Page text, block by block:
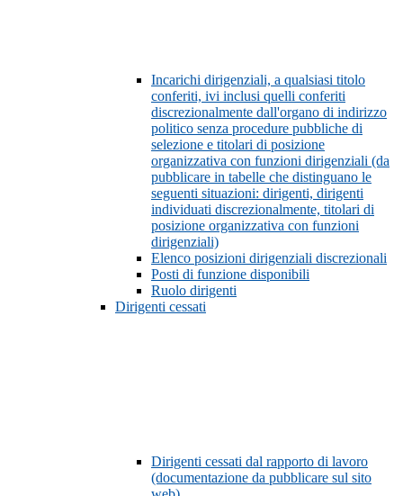
Incarichi dirigenziali, a qualsiasi titolo
conferiti, ivi inclusi quelli conferiti
discrezionalmente dall'organo di indirizzo
politico senza procedure pubbliche di
selezione e titolari di posizione
organizzativa con funzioni dirigenziali (da
pubblicare in tabelle che distinguano le
seguenti situazioni: dirigenti, dirigenti
individuati discrezionalmente, titolari di
posizione organizzativa con funzioni
dirigenziali)
Elenco posizioni dirigenziali discrezionali
Posti di funzione disponibili
Ruolo dirigenti
Dirigenti cessati
Dirigenti cessati dal rapporto di lavoro
(documentazione da pubblicare sul sito